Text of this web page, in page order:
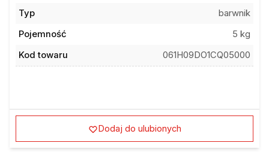
Typ
barwnik
Pojemność
5 kg
Kod towaru
061H09DO1CQ05000
Dodaj do ulubionych